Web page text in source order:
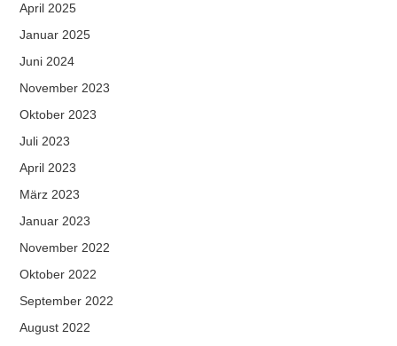
April 2025
Januar 2025
Juni 2024
November 2023
Oktober 2023
Juli 2023
April 2023
März 2023
Januar 2023
November 2022
Oktober 2022
September 2022
August 2022